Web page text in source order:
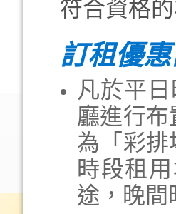
符合資格
訂租優
凡於平
廳進行布
為「彩排
時段租
途，晚間